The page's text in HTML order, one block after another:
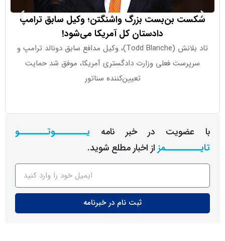
بن‌بست بزرگ واشنگتن؛ وکیل سابق ترامپ
دادستان کل آمریکا می‌شود!
تاد بلانش (Todd Blanche)، وکیل مدافع سابق دونالد ترامپ و
فعلی وزارت دادگستری آمریکا، موفق شد حمایت
تعیین‌کننده سناتور
بازار طلا
در خبر نامه
یـــــــــوتــــــــو
از اخبار مطلع شوید.
ثبت نام در خبرنامه